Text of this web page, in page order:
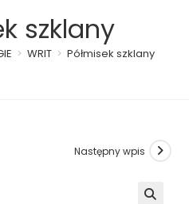
szklany
> WRIT > Półmisek szklany
Następny wpis